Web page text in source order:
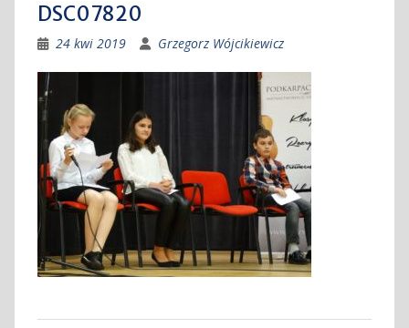
DSC07820
24 kwi 2019 Grzegorz Wójcikiewicz